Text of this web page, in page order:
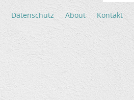
Datenschutz About Kontakt